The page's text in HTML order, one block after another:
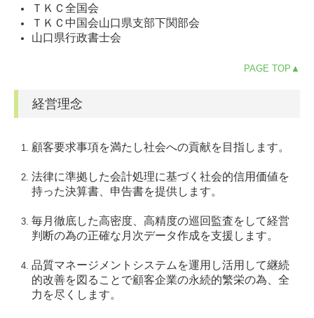
ＴＫＣ全国会
ＴＫＣ中国会山口県支部下関部会
山口県行政書士会
PAGE TOP▲
経営理念
顧客要求事項を満たし社会への貢献を目指します。
法律に準拠した会計処理に基づく社会的信用価値を
持った決算書、申告書を提供します。
毎月徹底した高密度、高精度の巡回監査をして経営
判断の為の正確な月次データ作成を支援します。
品質マネージメントシステムを運用し活用して継続
的改善を図ることで顧客企業の永続的繁栄の為、全
力を尽くします。